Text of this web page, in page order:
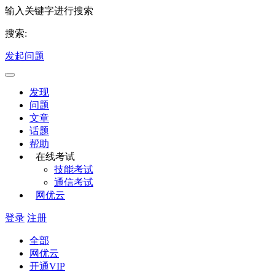
输入关键字进行搜索
搜索:
发起问题
发现
问题
文章
话题
帮助
在线考试
技能考试
通信考试
网优云
登录 注册
全部
网优云
开通VIP